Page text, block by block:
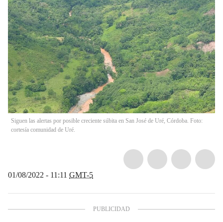
Siguen las alertas por posible creciente súbita en San José de Uré, Córdoba. Foto:
cortesía comunidad de Uré.
01/08/2022 - 11:11 GMT-5